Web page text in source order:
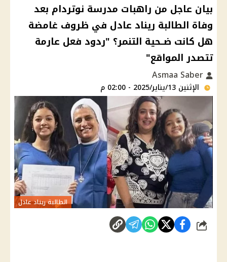
بيان عاجل من راهبات مدرسة نوتردام بعد
وفاة الطالبة ريناد عادل في ظروف غامضة
هل كانت ضــحية التنمر؟ "ردود فعل عارمة
تتصدر المواقع"
الإثنين 13/يناير/2025 - 02:00 م
الطالبة ريناد عادل
شارك